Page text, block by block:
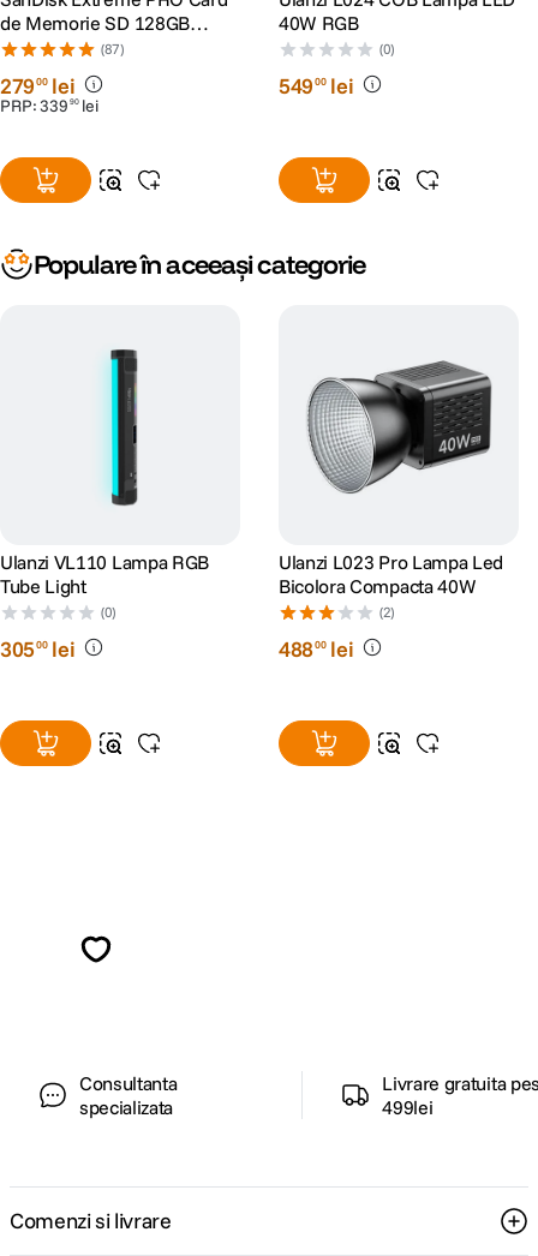
de Memorie SD 128GB
SDXC UHS-I Class 10 U3 V30
+ 2 Ani RescuePRO Deluxe
(87)
27900 lei
PRP:339 90 lei
40W RGB
(0)
54900 lei
Populare în aceeași categorie
Ulanzi VL110 Lampa RGB
Tube Light
(0)
30500 lei
Ulanzi L023 Pro Lampa Led
Bicolora Compacta 40W
(2)
48800 lei
Consultanta
specializata
Livrare gratuita
499lei
Comenzi si livrare